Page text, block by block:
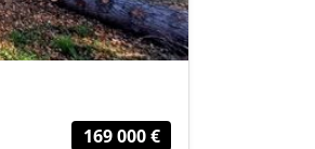
169 000 €